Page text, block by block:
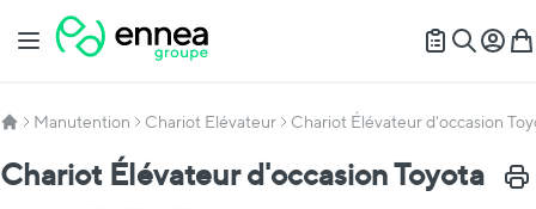
Allez au contenu
Basculer la navigation
Mon
Manutention Chariot Elévateur Chariot Élévateur d'occasion
Chariot Élévateur d'occasion Toyota